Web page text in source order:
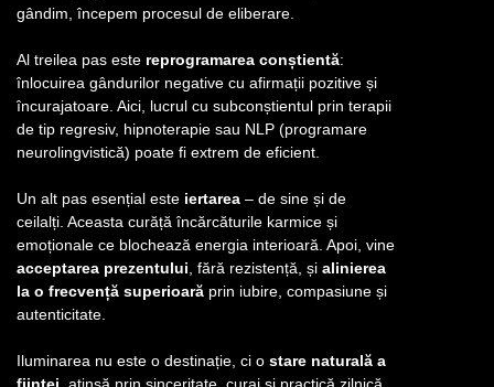
gândim, începem procesul de eliberare.
Al treilea pas este reprogramarea conștientă:
înlocuirea gândurilor negative cu afirmații pozitive și
încurajatoare. Aici, lucrul cu subconștientul prin terapii
de tip regresiv, hipnoterapie sau NLP (programare
neurolingvistică) poate fi extrem de eficient.
Un alt pas esențial este iertarea – de sine și de
ceilalți. Aceasta curăță încărcăturile karmice și
emoționale ce blochează energia interioară. Apoi, vine
acceptarea prezentului , fără rezistență, și alinierea
la o frecvență superioară prin iubire, compasiune și
autenticitate.
Iluminarea nu este o destinație, ci o stare naturală a